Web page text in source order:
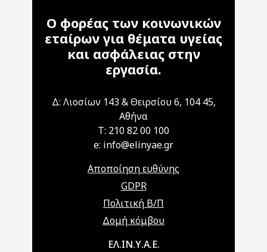
Ο φορέας των κοινωνικών
εταίρων για θέματα υγείας
και ασφάλειας στην
εργασία.
Δ: Λιοσίων 143 & Θειρσίου 6, 104 45,
Αθήνα
T: 210 82 00 100
e: info@elinyae.gr
Αποποίηση ευθύνης
GDPR
Πολιτική Β/Π
Δομή κόμβου
Main navigationΕΛ.ΙΝ.Υ.Α.Ε.